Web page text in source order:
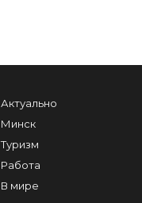
Актуально
Минск
Туризм
Работа
В мире